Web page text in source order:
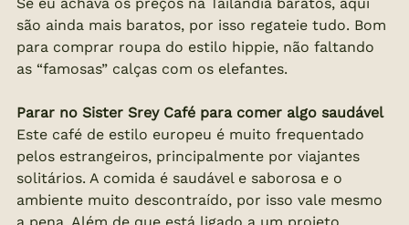
Se eu achava os preços na Tailândia baratos, aqui
são ainda mais baratos, por isso regateie tudo. Bom
para comprar roupa do estilo hippie, não faltando
as “famosas” calças com os elefantes.
Parar no Sister Srey Café para comer algo saudável
Este café de estilo europeu é muito frequentado
pelos estrangeiros, principalmente por viajantes
solitários. A comida é saudável e saborosa e o
ambiente muito descontraído, por isso vale mesmo